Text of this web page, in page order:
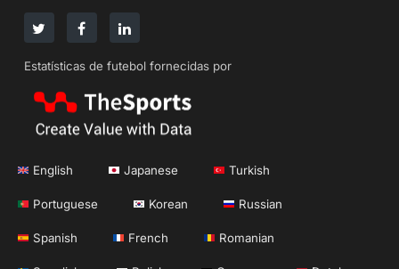
Estatísticas de futebol fornecidas por
English Japanese Turkish
Portuguese Korean Russian
Spanish French Romanian